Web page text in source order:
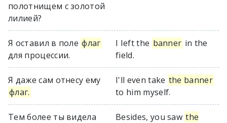
полотнищем с золотой
лилией?
Я оставил в поле флаг
для процессии.
I Ieft the banner in the
field.
Я даже сам отнесу ему
флаг.
I'll even take the banner
to him myself.
Тем более ты видела
Besides, you saw the